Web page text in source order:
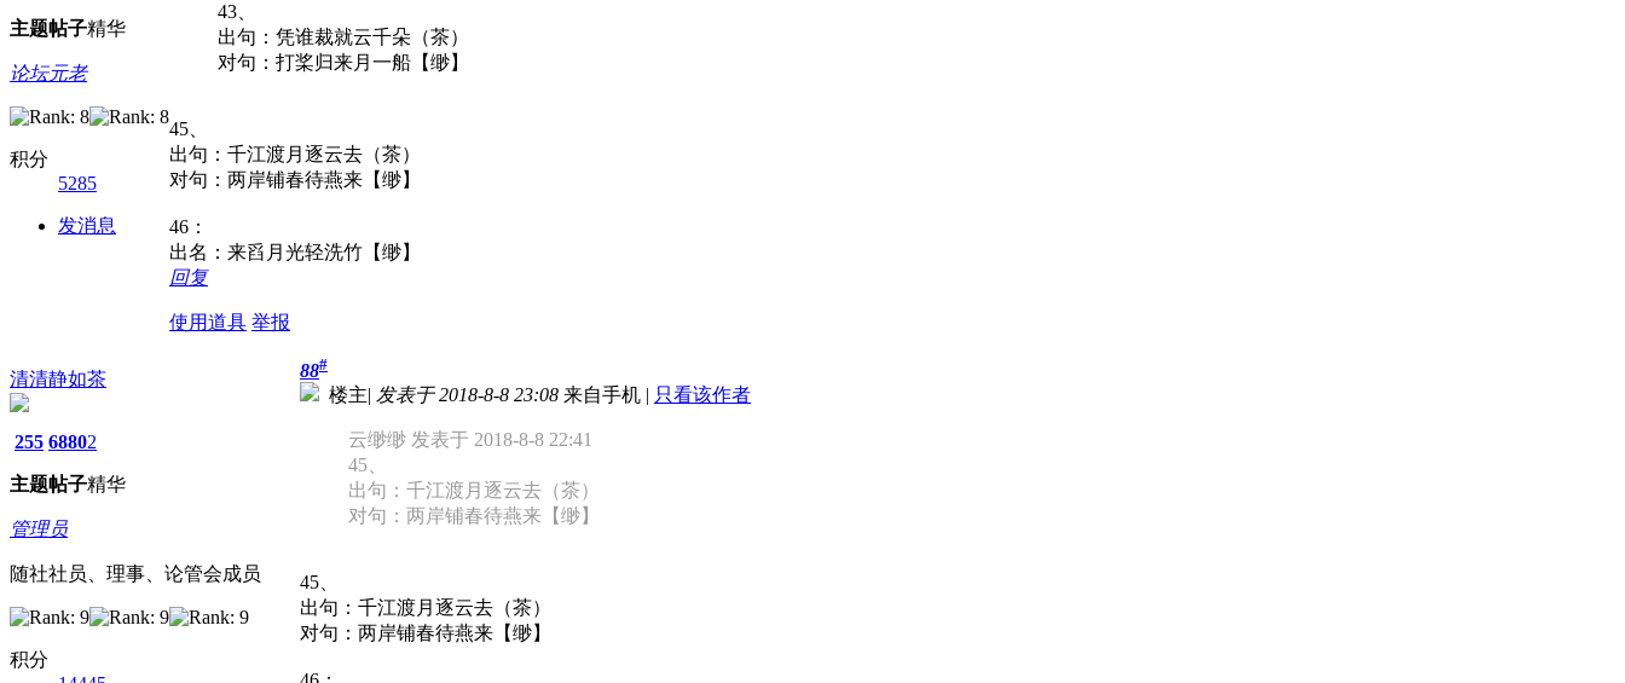
主题帖子精华
论坛元老
积分
5285
发消息
43、
出句：凭谁裁就云千朵（茶）
对句：打桨归来月一船【缈】
45、
出句：千江渡月逐云去（茶）
对句：两岸铺春待燕来【缈】
46：
出名：来舀月光轻洗竹【缈】
回复
使用道具 举报
清清静如茶
255
主题
6880
帖子
2
精华
管理员
随社社员、理事、论管会成员
积分
88#
楼主| 发表于 2018-8-8 23:08 来自手机 | 只看该作者
云缈缈 发表于 2018-8-8 22:41
45、
出句：千江渡月逐云去（茶）
对句：两岸铺春待燕来【缈】
45、
出句：千江渡月逐云去（茶）
对句：两岸铺春待燕来【缈】